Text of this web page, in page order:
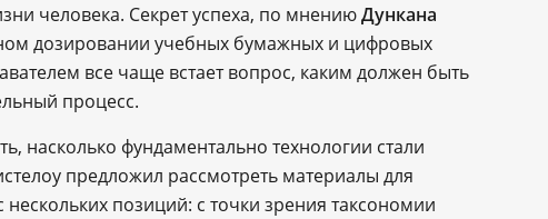
человека. Секрет успеха, по мнениюДункана
дозировании учебных бумажных и цифровых
все чаще встает вопрос, каким должен быть
процесс.
насколько фундаментально технологии стали
предложил рассмотреть материалы для
нескольких позиций: с точки зрения таксономии